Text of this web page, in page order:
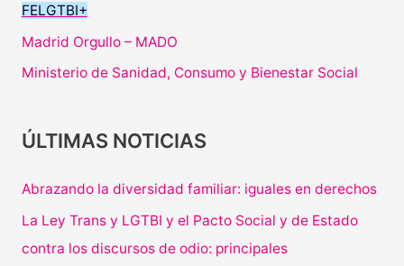
FELGTBI+
Madrid Orgullo – MADO
Ministerio de Sanidad, Consumo y Bienestar Social
ÚLTIMAS NOTICIAS
Abrazando la diversidad familiar: iguales en derechos
La Ley Trans y LGTBI y el Pacto Social y de Estado
contra los discursos de odio: principales